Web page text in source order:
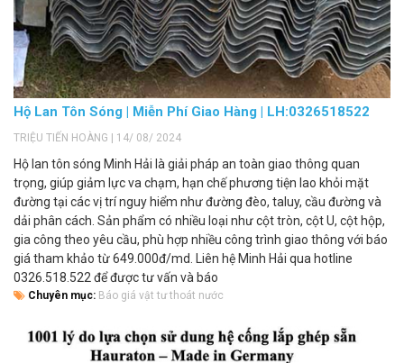
Hộ Lan Tôn Sóng | Miễn Phí Giao Hàng | LH:0326518522
TRIỆU TIẾN HOÀNG | 14/ 08/ 2024
Hộ lan tôn sóng Minh Hải là giải pháp an toàn giao thông quan
trọng, giúp giảm lực va chạm, hạn chế phương tiện lao khỏi mặt
đường tại các vị trí nguy hiểm như đường đèo, taluy, cầu đường và
dải phân cách. Sản phẩm có nhiều loại như cột tròn, cột U, cột hộp,
gia công theo yêu cầu, phù hợp nhiều công trình giao thông với báo
giá tham khảo từ 649.000đ/md. Liên hệ Minh Hải qua hotline
0326.518.522 để được tư vấn và báo
Chuyên mục: Báo giá vật tư thoát nước